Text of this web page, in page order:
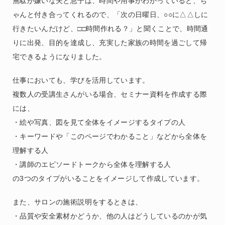
ゃんと付き合ってくれるので、「次の日曜日、○○に△△しに
行きたいんだけど、□□時間作れる？」と聞くことで、時間通
りに出発、目的を達成し、充実した家族の時間を過ごして帰
宅できるようになりました。
仕事においても、学びを活用しています。
複数人の受講生さんがいる場合、セミナー資料を作成する際
には、
・絵や写真、図を見て全体をイメージするタイプの人
・キーワードや「このページでわかること」などから全体を
理解する人
・講師のエピソードトークから全体を理解する人
の3つのタイプがいることをイメージして作成しています。
また、サロンの施術説明をするときは、
・品質や安全素材かどうか、他の人はどうしているのかが気